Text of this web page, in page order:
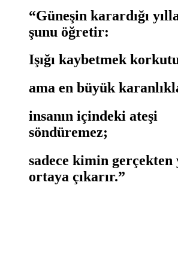
“Güneşin karardığı
şunu öğretir:
Işığı kaybetmek
ama en büyük
insanın içindeki ateşi
söndüremez;
sadece kimin gerçekten
ortaya çıkarır.”